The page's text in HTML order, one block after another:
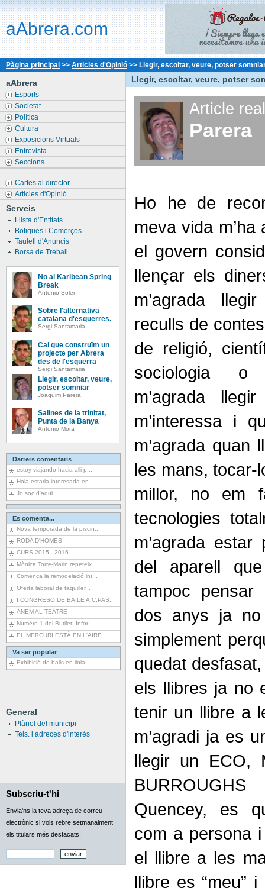
aAbrera.com
Pàgina principal >> Articles d'Opinió >> Llegir, escoltar, veure, potser
aAbrera
Esports
Societat
Política
Cultura
Exposicions Virtuals
Entrevista
Seccions
Cartes al director
Articles d'Opinió
Serveis
Llista d'Entitats
Botigues i Comerços
Taulell d'Anuncis
Borsa de Treball
No al Karibean Spring
Break
Antonio Soler
Sobre l'alternativa
catalana d'esquerres.
Sergi Santamaria
Cal que construïm un
projecte per Abrera
des de l'esquerra
Sergi Santamaria
Llegir, escoltar, veure,
potser somniar
Joaquim Parera
Salines de la trinitat,
Punta de la Banya
Antonio Mora
Darrers comentaris
estoy viajando hacia alli p...
Hola estaria interesada en ...
Jo soc d'aqui
Es comenta...
Nova temporada de la piscin...
RODA D'HOMES
CURS 2015 - 2016
Mònica Torre-Marin repeteix...
Comença la remodelació int...
Oferta laboral de taquiller...
I CONGRESO DE BAILE A.C.PAS...
ANEM AL TEATRE
Número 1 del Butlletí Infor...
EL MERCURI ESTÀ EN L'AIRE
Va ser popular
Exhibició de balls en linia...
General
Plànol del municipi
Tels. i adreces d'interès
Subscriu-t'hi
Envia'ns la teva adreça de correu
electrònic si vols rebre setmanalment
els titulars més destacats!
Llegir, escoltar, veure, potser
Article
Parera
Ho he de
meva vida
el govern
llençar els
m’agrada
reculls de
de religió,
sociologia o
m’agrada
m’interessa i
m’agrada quan
les mans, tocar-
millor, no em
tecnologies
m’agrada
del aparell
tampoc
dos anys ja
simplement
quedat
els llibres ja no
tenir un llibre a
m’agradi ja es
llegir un ECO,
Quencey, es
com a persona
el llibre a les
llibre es “meu”